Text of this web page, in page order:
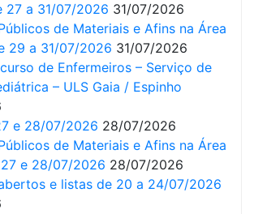
27 a 31/07/2026 31/07/2026
de Materiais e Afins na Área
29 a 31/07/2026 31/07/2026
de Enfermeiros – Serviço de
– ULS Gaia / Espinho
e 28/07/2026 28/07/2026
de Materiais e Afins na Área
e 28/07/2026 28/07/2026
e listas de 20 a 24/07/2026